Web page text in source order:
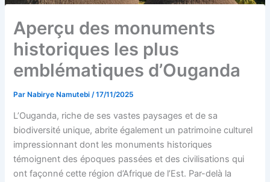
Aperçu des monuments
historiques les plus
emblématiques d’Ouganda
ParNabirye Namutebi /17/11/2025
L’Ouganda, riche de ses vastes paysages et de sa
biodiversité unique, abrite également un patrimoine culturel
impressionnant dont les monuments historiques
témoignent des époques passées et des civilisations qui
ont façonné cette région d’Afrique de l’Est. Par-delà la